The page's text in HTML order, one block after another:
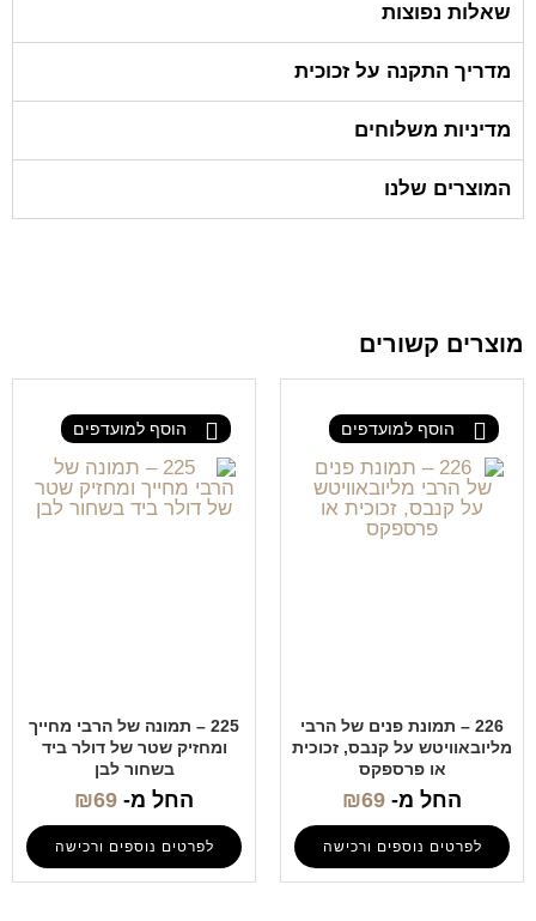
שאלות נפוצות
מדריך התקנה על זכוכית
מדיניות משלוחים
המוצרים שלנו
מוצרים קשורים
הוסף למועדפים
226 – תמונת פנים של הרבי
מליובאוויטש על קנבס, זכוכית
או פרספקס
החל מ- ₪69
לפרטים נוספים ורכישה
הוסף למועדפים
225 – תמונה של הרבי מחייך
ומחזיק שטר של דולר ביד
בשחור לבן
החל מ- ₪69
לפרטים נוספים ורכישה